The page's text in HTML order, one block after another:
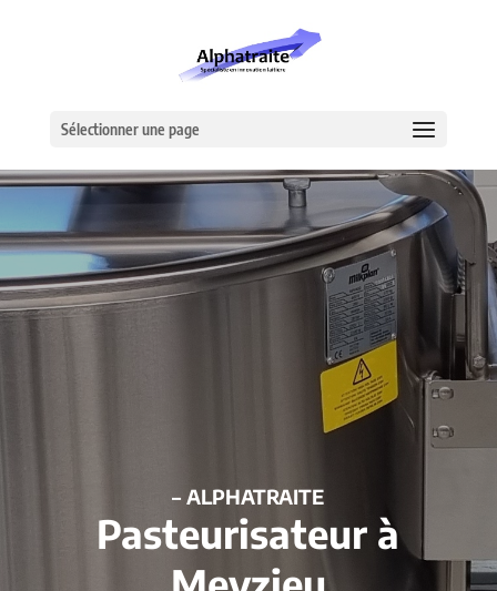
Sélectionner une page
– ALPHATRAITE
Pasteurisateur à